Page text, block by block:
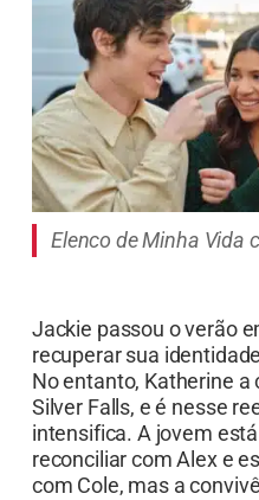
Elenco de Minha Vida
Jackie passou o verão
recuperar sua
No entanto, Katherine
Silver Falls, e é nesse
intensifica. A jovem
reconciliar com Alex e
com Cole, mas a